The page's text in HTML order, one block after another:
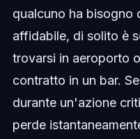
qualcuno ha bisogno
affidabile, di solito è
trovarsi in aeroporto
contratto in un bar.
durante un'azione
perde